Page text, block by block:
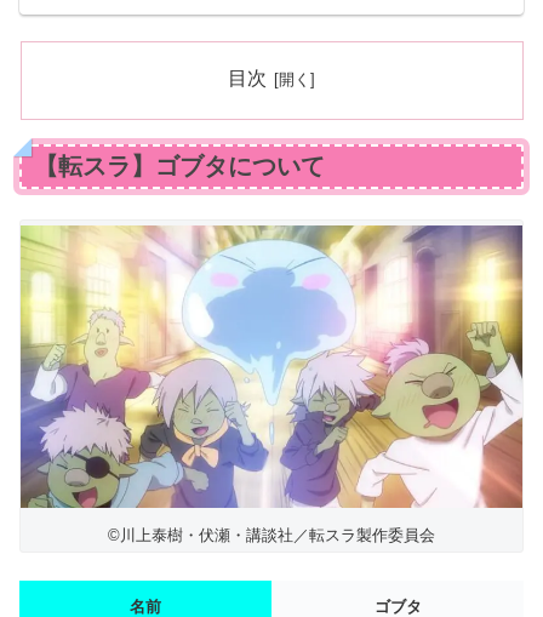
目次
【転スラ】ゴブタについて
©川上泰樹・伏瀬・講談社／転スラ製作委員会
名前 ゴブタ